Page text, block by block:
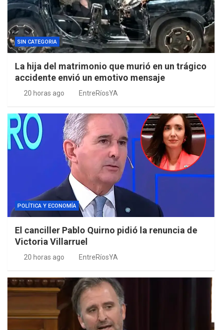
SIN CATEGORIA
La hija del matrimonio que murió en un trágico
accidente envió un emotivo mensaje
20 horas ago EntreRíosYA
POLÍTICA Y ECONOMÍA
El canciller Pablo Quirno pidió la renuncia de
Victoria Villarruel
20 horas ago EntreRíosYA